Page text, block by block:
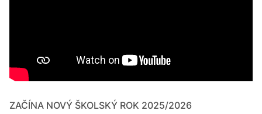
ZAČÍNA NOVÝ ŠKOLSKÝ ROK 2025/2026